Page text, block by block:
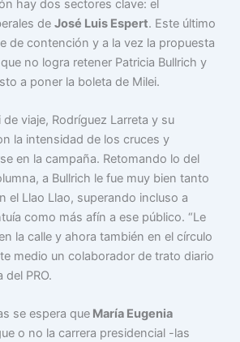
hay dos sectores clave: el
deJosé Luis Espert. Este último
de contención y a la vez la propuesta
no logra retener Patricia Bullrich y
a poner la boleta de Milei.
viaje, Rodríguez Larreta y su
la intensidad de los cruces y
en la campaña. Retomando lo del
a Bullrich le fue muy bien tanto
el Llao Llao, superando incluso a
como más afín a ese público. “Le
la calle y ahora también en el círculo
medio un colaborador de trato diario
PRO.
se espera que María Eugenia
o no la carrera presidencial -las